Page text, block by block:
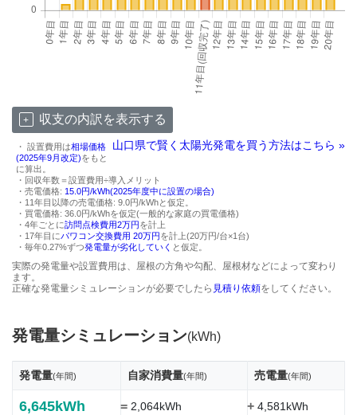
収支の内訳を表示する
山口県で賢く太陽光発電を買う方法はこちら »
・ 設置費用は相場価格
(2025年9月改定)をもと
に算出。
・回収年数＝設置費用÷導入メリット
・売電価格: 15.0円/kWh(2025年度中に設置の場合)
・11年目以降の売電価格: 9.0円/kWhと仮定。
・買電価格: 36.0円/kWhを仮定(一般的な家庭の買電価格)
・4年ごとに訪問点検費用2万円を計上
・17年目にパワコン交換費用 20万円を計上(20万円/台×1台)
・毎年0.27%ずつ発電量が劣化していく と仮定。
実際の発電量や設置費用は、屋根の方角や勾配、屋根材などによって変わり
ます。
正確な発電量シミュレーションが必要でしたら 見積り依頼をしてください。
発電量シミュレーション(kWh)
発電量(年間) 自家消費量(年間) 売電量(年間)
6,645kWh =2,064kWh +4,581kWh